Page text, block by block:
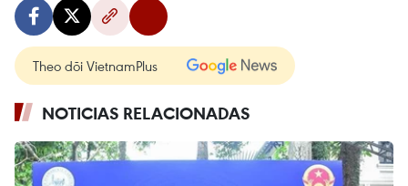
Theo dõi VietnamPlus
NOTICIAS RELACIONADAS